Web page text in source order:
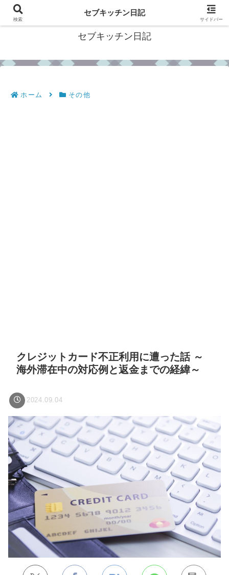
フィリピン・セブの移住情報やおすすめ食材・レシピを発信
セブキッチン日記
ホーム その他
クレジットカード不正利用に遭った話 ～
海外滞在中の対応例と返金までの経緯～
2024.09.04
検索
セブキッチン日記
サイドバー